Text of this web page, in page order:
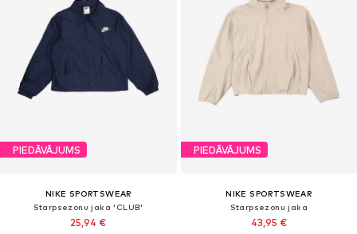
PIEDĀVĀJUMS
NIKE SPORTSWEAR
Starpsezonu jaka 'CLUB'
25,94 €
PIEDĀVĀJUMS
NIKE SPORTSWEAR
Starpsezonu jaka
43,95 €